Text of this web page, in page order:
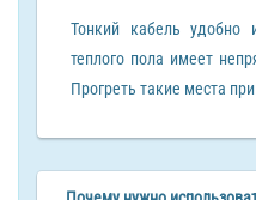
Тонкий кабель удобно
теплого пола имеет
Прогреть такие места